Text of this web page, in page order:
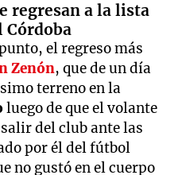
regresan a la lista
Córdoba
el regreso más
Zenón, que de un día
terreno en la
luego de que el volante
del club ante las
por él del fútbol
no gustó en el cuerpo